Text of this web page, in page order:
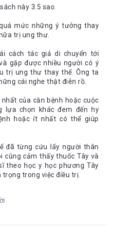
này 3.5 sao.
mức những ý tưởng thay
trị ung thư.
cách tác giả di chuyển tới
gặp được nhiều người có ý
trị ung thư thay thế. Ông ta
cái nghe thật điên rồ.
của căn bệnh hoặc cuộc
lựa chọn khác đem đến hy
hoặc ít nhất có thể giúp
đã từng cứu lấy người thân
cũng cảm thấy thuốc Tây và
theo học y học phương Tây
trong việc điều trị.